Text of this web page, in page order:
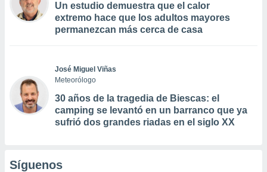
Un estudio demuestra que el calor
extremo hace que los adultos mayores
permanezcan más cerca de casa
José Miguel Viñas
Meteorólogo
30 años de la tragedia de Biescas: el
camping se levantó en un barranco que ya
sufrió dos grandes riadas en el siglo XX
Síguenos